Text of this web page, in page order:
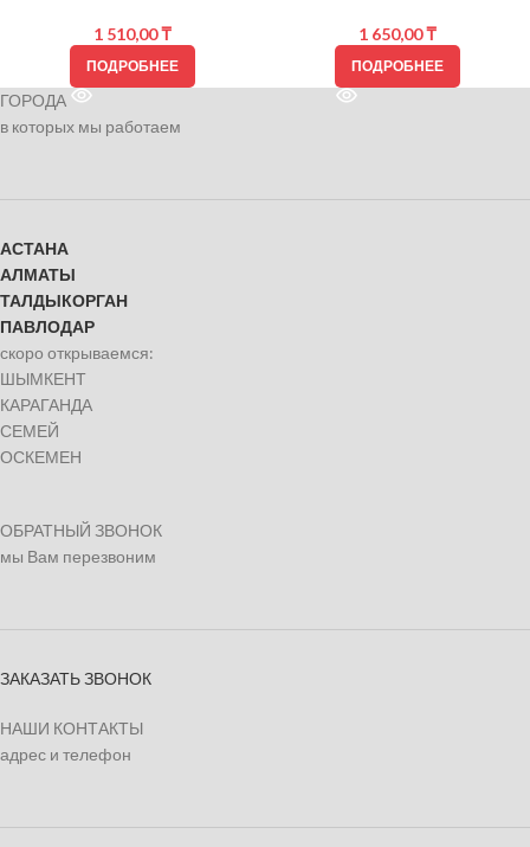
1 510,00₸
ПОДРОБНЕЕ
1 650,00₸
ПОДРОБНЕЕ
ГОРОДА
в которых мы работаем
АСТАНА
АЛМАТЫ
ТАЛДЫКОРГАН
ПАВЛОДАР
скоро открываемся:
ШЫМКЕНТ
КАРАГАНДА
СЕМЕЙ
ОСКЕМЕН
ОБРАТНЫЙ ЗВОНОК
мы Вам перезвоним
ЗАКАЗАТЬ ЗВОНОК
НАШИ КОНТАКТЫ
адрес и телефон